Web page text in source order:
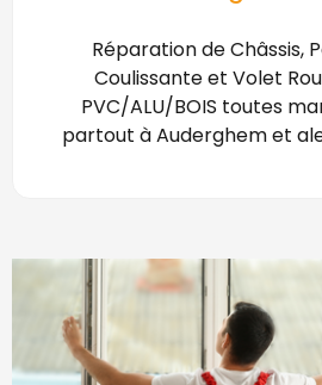
Réparation de Châssis,
Coulissante et Volet
PVC/ALU/BOIS toutes
partout à Auderghem et